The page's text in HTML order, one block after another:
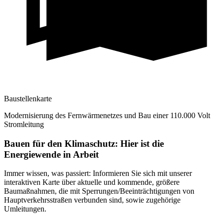
Baustellenkarte
Modernisierung des Fernwärmenetzes und Bau einer 110.000 Volt
Stromleitung
Bauen für den Klimaschutz: Hier ist die
Energiewende in Arbeit
Immer wissen, was passiert: Informieren Sie sich mit unserer
interaktiven Karte über aktuelle und kommende, größere
Baumaßnahmen, die mit Sperrungen/Beeinträchtigungen von
Hauptverkehrsstraßen verbunden sind, sowie zugehörige
Umleitungen.